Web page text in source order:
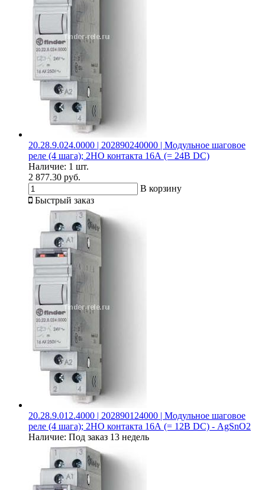
20.28.9.024.0000 | 202890240000 | Модульное шаговое
реле (4 шага); 2НО контакта 16А (= 24В DC)
Наличие: 1 шт.
2 877.30 руб.
В корзину
Быстрый заказ
20.28.9.012.4000 | 202890124000 | Модульное шаговое
реле (4 шага); 2НО контакта 16А (= 12В DC) - AgSnO2
Наличие: Под заказ 13 недель